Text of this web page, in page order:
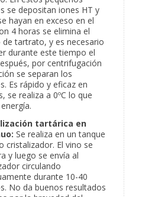
se depositan iones HT y
hayan en exceso en el
4 horas se elimina el
de tartrato, y es necesario
durante este tiempo el
por centrifugación
se separan los
Es rápido y eficaz en
se realiza a 0ºC lo que
tartárica en
Se realiza en un tanque
cristalizador. El vino se
y luego se envía al
circulando
durante 10-40
No da buenos resultados